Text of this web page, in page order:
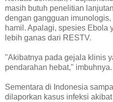
masih butuh penelitian
dengan gangguan
hamil. Apalagi, spesies Ebola
lebih ganas dari RESTV.
"Akibatnya pada gejala klinis
pendarahan hebat," imbuhnya.
Sementara di Indonesia
dilaporkan kasus infeksi